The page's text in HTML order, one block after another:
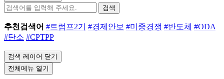
검색
추천검색어 #트럼프2기 #경제안보 #미중경쟁 #반도체 #ODA
#탄소 #CPTPP
검색 레이어 닫기
전체메뉴 열기